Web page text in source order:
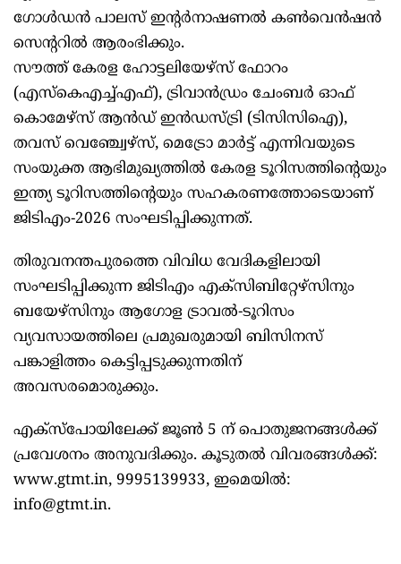
ഗോള്‍ഡന്‍ പാലസ് ഇന്‍റര്‍നാഷണല്‍ കണ്‍വെന്‍ഷന്‍
സെന്‍ററില്‍ ആരംഭിക്കും.
സൗത്ത് കേരള ഹോട്ടലിയേഴ്സ് ഫോറം
(എസ്കെഎച്ച്എഫ്), ട്രിവാന്‍ഡ്രം ചേംബര്‍ ഓഫ്
കൊമേഴ്സ് ആന്‍ഡ് ഇന്‍ഡസ്ട്രി (ടിസിസിഐ),
തവസ് വെഞ്ച്വേഴ്സ്, മെട്രോ മാര്‍ട്ട് എന്നിവയുടെ
സംയുക്ത ആഭിമുഖ്യത്തില്‍ കേരള ടൂറിസത്തിന്‍റെയും
ഇന്ത്യ ടൂറിസത്തിന്‍റെയും സഹകരണത്തോടെയാണ്
ജിടിഎം-2026 സംഘടിപ്പിക്കുന്നത്.
തിരുവനന്തപുരത്തെ വിവിധ വേദികളിലായി
സംഘടിപ്പിക്കുന്ന ജിടിഎം എക്സിബിറ്റേഴ്സിനും
ബയേഴ്സിനും ആഗോള ട്രാവല്‍-ടൂറിസം
വ്യവസായത്തിലെ പ്രമുഖരുമായി ബിസിനസ്
പങ്കാളിത്തം കെട്ടിപ്പടുക്കുന്നതിന്
അവസരമൊരുക്കും.
എക്സ്പോയിലേക്ക് ജൂണ്‍ 5 ന് പൊതുജനങ്ങള്‍ക്ക്
പ്രവേശനം അനുവദിക്കും. കൂടുതല്‍ വിവരങ്ങള്‍ക്ക്:
www.gtmt.in, 9995139933, ഇമെയില്‍:
info@gtmt.in.